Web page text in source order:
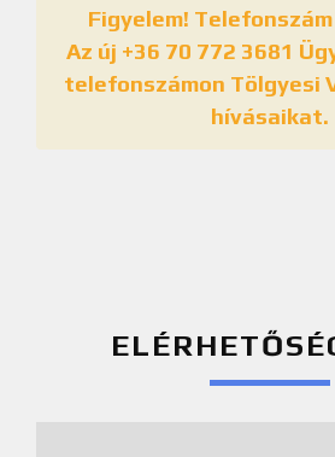
Figyelem!
Az új +36 70 772 3681
telefonszámon Tölgyesi
hívásaikat.